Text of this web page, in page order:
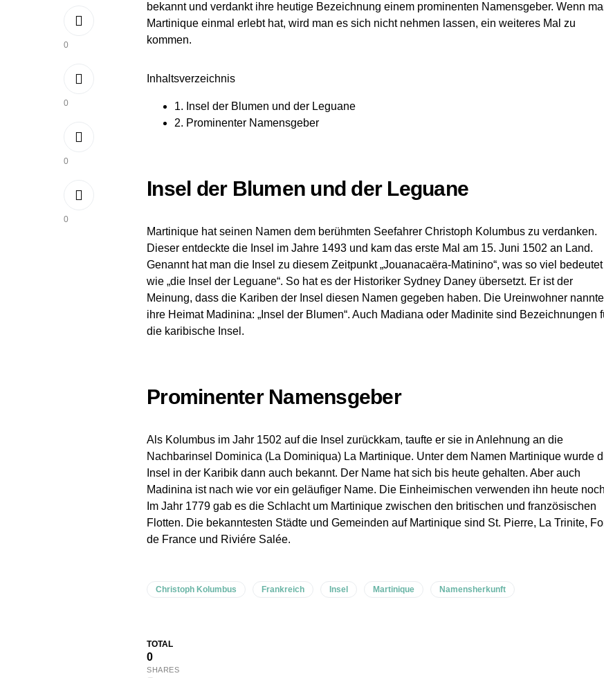
0
0
0
0
bekannt und verdankt ihre heutige Bezeichnung einem prominenten Namensgeber. Wenn
Martinique einmal erlebt hat, wird man es sich nicht nehmen lassen, ein weiteres Mal zu
kommen.
Inhaltsverzeichnis
1. Insel der Blumen und der Leguane
2. Prominenter Namensgeber
Insel der Blumen und der Leguane
Martinique hat seinen Namen dem berühmten Seefahrer Christoph Kolumbus zu verdanken.
Dieser entdeckte die Insel im Jahre 1493 und kam das erste Mal am 15. Juni 1502 an Land.
Genannt hat man die Insel zu diesem Zeitpunkt „Jouanacaëra-Matinino“, was so viel bedeutet
wie „die Insel der Leguane“. So hat es der Historiker Sydney Daney übersetzt. Er ist der
Meinung, dass die Kariben der Insel diesen Namen gegeben haben. Die Ureinwohner
ihre Heimat Madinina: „Insel der Blumen“. Auch Madiana oder Madinite sind Bezeichnungen
die karibische Insel.
Prominenter Namensgeber
Als Kolumbus im Jahr 1502 auf die Insel zurückkam, taufte er sie in Anlehnung an die
Nachbarinsel Dominica (La Dominiqua) La Martinique. Unter dem Namen Martinique wurde
Insel in der Karibik dann auch bekannt. Der Name hat sich bis heute gehalten. Aber auch
Madinina ist nach wie vor ein geläufiger Name. Die Einheimischen verwenden ihn heute
Im Jahr 1779 gab es die Schlacht um Martinique zwischen den britischen und französischen
Flotten. Die bekanntesten Städte und Gemeinden auf Martinique sind St. Pierre, La Trinite,
de France und Riviére Salée.
Christoph Kolumbus Frankreich Insel Martinique Namensherkunft
TOTAL
0
SHARES